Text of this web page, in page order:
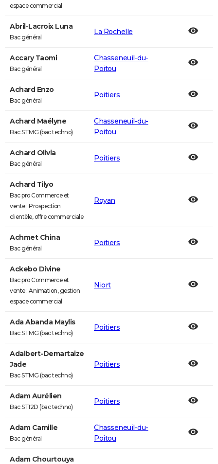
espace commercial
Abril-Lacroix Luna
Bac général
La Rochelle
Accary Taomi
Bac général
Chasseneuil-du-
Poitou
Achard Enzo
Bac général
Poitiers
Achard Maélyne
Bac STMG (bac techno)
Chasseneuil-du-
Poitou
Achard Olivia
Bac général
Poitiers
Achard Tilyo
Bac pro Commerce et
vente : Prospection
clientèle, offre commerciale
Royan
Achmet China
Bac général
Poitiers
Ackebo Divine
Bac pro Commerce et
vente : Animation, gestion
espace commercial
Niort
Ada Abanda Maylis
Bac STMG (bac techno)
Poitiers
Adalbert-Demartaize
Jade
Bac STMG (bac techno)
Poitiers
Adam Aurélien
Bac STI2D (bac techno)
Poitiers
Adam Camille
Bac général
Chasseneuil-du-
Poitou
Adam Chourtouya